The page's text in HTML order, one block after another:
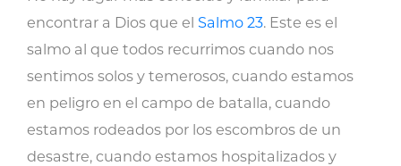
encontrar a Dios que el Salmo 23. Este es el
salmo al que todos recurrimos cuando nos
sentimos solos y temerosos, cuando estamos
en peligro en el campo de batalla, cuando
estamos rodeados por los escombros de un
desastre, cuando estamos hospitalizados y